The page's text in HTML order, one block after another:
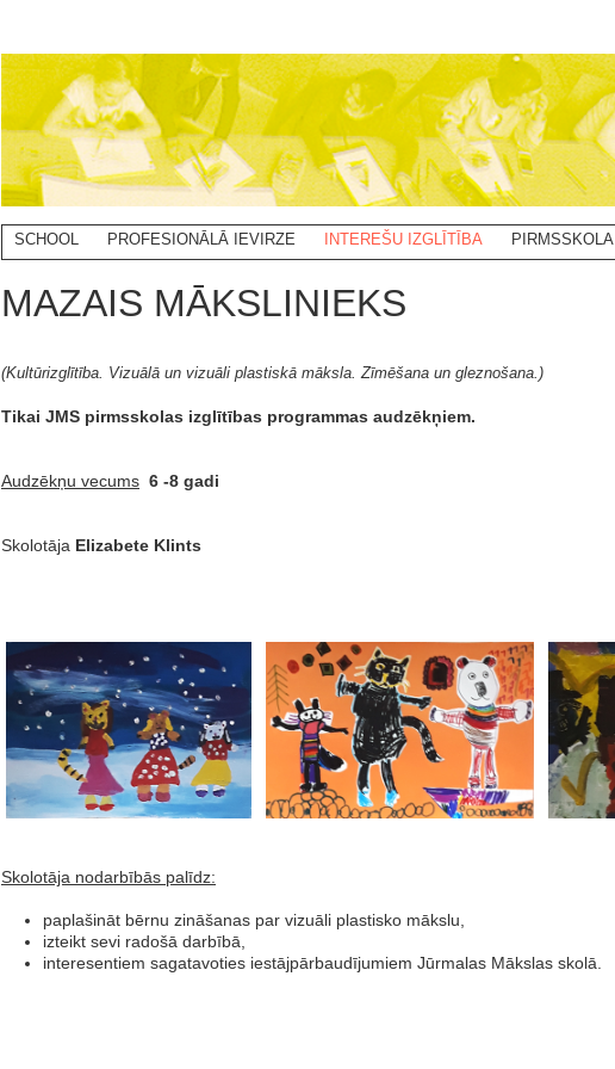
SCHOOL PROFESIONĀLĀ IEVIRZE INTEREŠU IZGLĪTĪBA PIRMSSKOLA
MAZAIS MĀKSLINIEKS
(Kultūrizglītība. Vizuālā un vizuāli plastiskā māksla. Zīmēšana un gleznošana.)
Tikai JMS pirmsskolas izglītības programmas audzēkņiem.
Audzēkņu vecums 6 -8 gadi
Skolotāja Elizabete Klints
Skolotāja nodarbībās palīdz:
paplašināt bērnu zināšanas par vizuāli plastisko mākslu,
izteikt sevi radošā darbībā,
interesentiem sagatavoties iestājpārbaudījumiem Jūrmalas Mākslas skolā.